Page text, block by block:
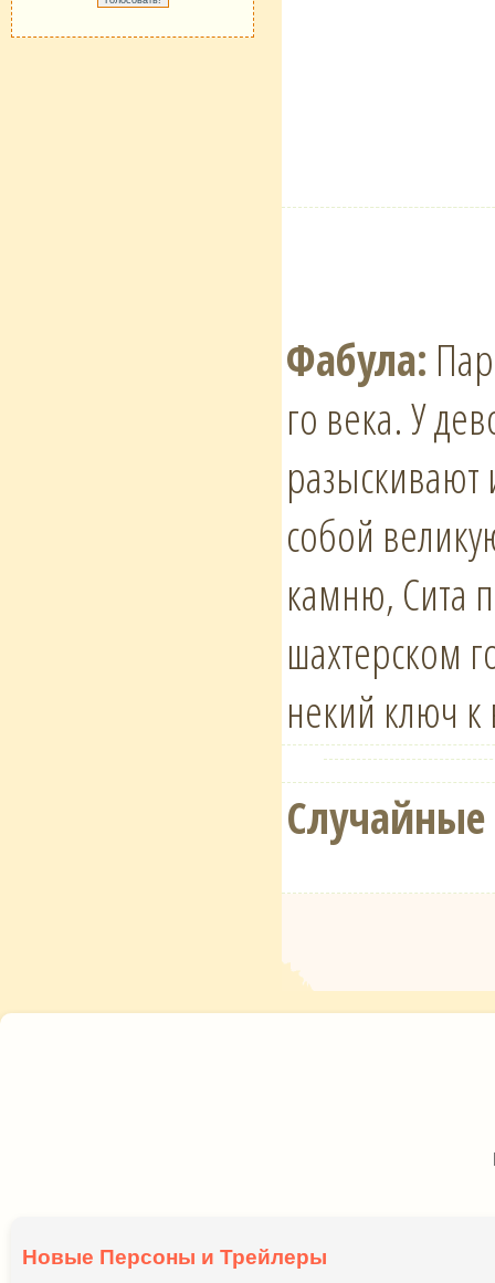
Фабула:
го века. У
разыскивают
собой
камню, Сита
шахтерском
некий ключ
Новые Персоны и Трейлеры